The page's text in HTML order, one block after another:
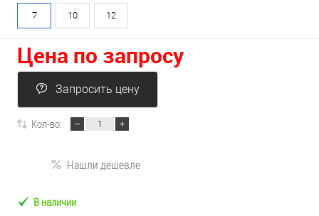
7 10 12
Цена по запросу
Запросить цену
Кол-во:
Нашли дешевле
В наличии